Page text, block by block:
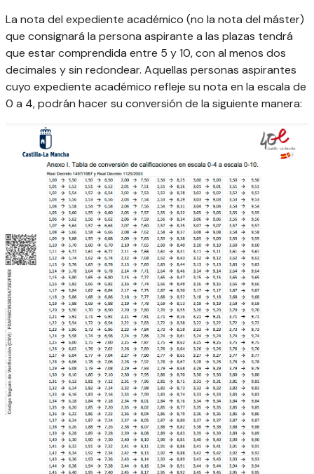
La nota del expediente académico (no la nota del máster)
que consignará la persona aspirante a las plazas tendrá
que estar comprendida entre 5 y 10, con al menos dos
decimales y sin redondear. Aquellas personas aspirantes
cuyo expediente académico refleje su nota en la escala de
0 a 4, podrán hacer su conversión de la siguiente manera: